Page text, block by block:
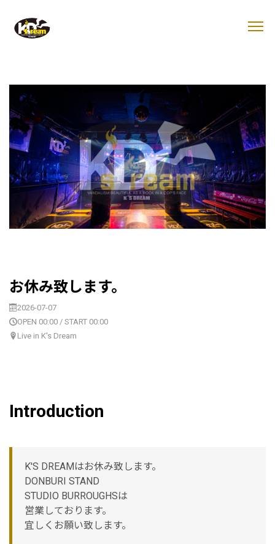
お休み致します。
2026-07-07
OPEN 00:00 / START 00:00
Live in K's Dream
Introduction
K'S DREAMはお休み致します。
DONBURI STAND
STUDIO BURROUGHSは
営業しております。
宜しくお願い致します。